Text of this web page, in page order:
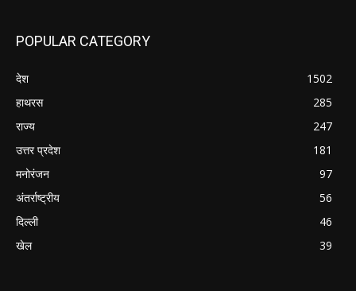
POPULAR CATEGORY
देश
1502
हाथरस
285
राज्य
247
उत्तर प्रदेश
181
मनोरंजन
97
अंतर्राष्ट्रीय
56
दिल्ली
46
खेल
39